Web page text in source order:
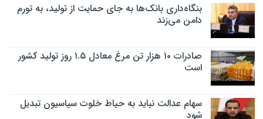
بنگاه‌داری بانک‌ها به جای حمایت از تولید، به تورم
دامن می‌زند
صادرات ۱۰ هزار تن مرغ معادل ۱.۵ روز تولید کشور
است
سهام عدالت نباید به حیاط خلوت سیاسیون تبدیل
شود